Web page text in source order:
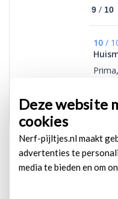
Deze website
cookies
Nerf-pijltjes.nl maakt
advertenties te
media te bieden en om
9 / 10
10 /